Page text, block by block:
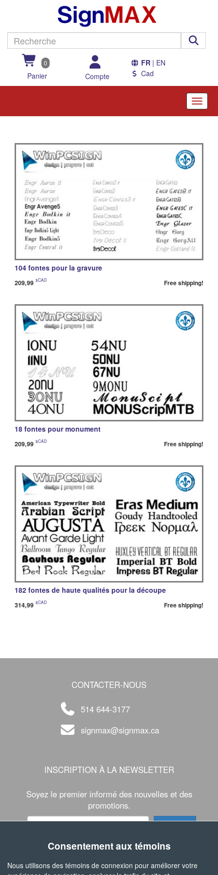
0
Panier Compte
FR| EN
Cad
Toggle
104 fontes pour la gravure
209,99 $CAD Free shipping!
18 fontes pour monument
209,99 $CAD Free shipping!
182 fontes de haute qualités pour la découpe
314,99 $CAD Free shipping!
CONTACTER-NOUS
514 644-3177
signmax@signmax.ca
INSCRIPTION À LA NEWSLETTER
Soyez le premier informé des nouvelles et des
promotions.
SUIVEZ-NOUS
Consentement aux témoins
Nous utilisons des témoins de connexion pour améliorer votre